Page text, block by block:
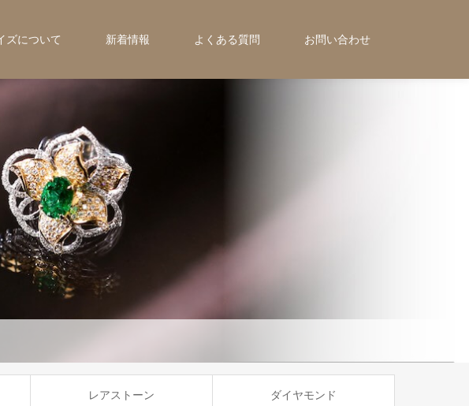
ズについて 新着情報 よくある質問 お問い合わせ
レアストーン ダイヤモンド